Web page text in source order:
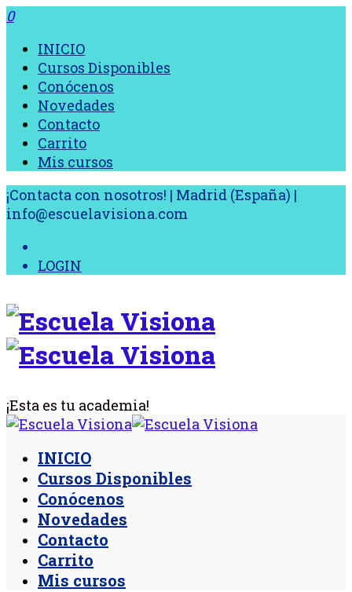
0
INICIO
Cursos Disponibles
Conócenos
Novedades
Contacto
Carrito
Mis cursos
¡Contacta con nosotros! | Madrid (España) |
info@escuelavisiona.com
LOGIN
¡Esta es tu academia!
INICIO
Cursos Disponibles
Conócenos
Novedades
Contacto
Carrito
Mis cursos